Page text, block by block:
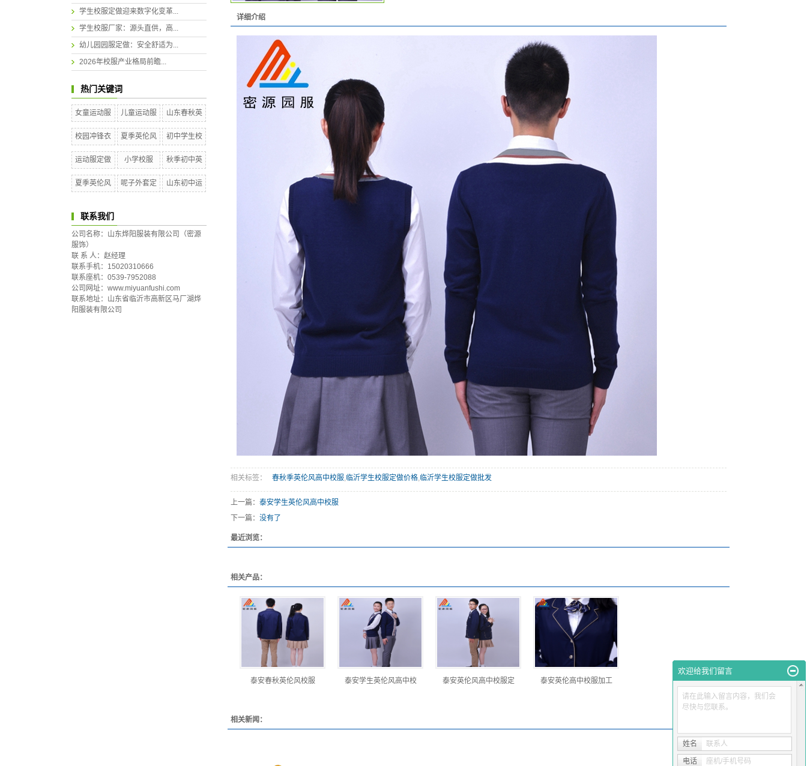
学生校服定做迎来数字化变革...
学生校服厂家：源头直供，高...
幼儿园园服定做：安全舒适为...
2026年校服产业格局前瞻...
热门关键词
女童运动服 儿童运动服 山东春秋英
校园冲锋衣 夏季英伦风 初中学生校
运动服定做 小学校服 秋季初中英
夏季英伦风 呢子外套定 山东初中运
联系我们
公司名称：山东烨阳服装有限公司（密源
服饰）
联 系 人：赵经理
联系手机：15020310666
联系座机：0539-7952088
公司网址：www.miyuanfushi.com
联系地址：山东省临沂市高新区马厂湖烨
阳服装有限公司
详细介绍
相关标签： 春秋季英伦风高中校服,临沂学生校服定做价格,临沂学生校服定做批发
上一篇： 泰安学生英伦风高中校服
下一篇： 没有了
最近浏览：
相关产品：
泰安春秋英伦风校服 泰安学生英伦风高中校 泰安英伦风高中校服定 泰安英伦高中校服加工
相关新闻：
欢迎给我们留言
请在此输入留言内容，我们会
尽快与您联系。
姓名 联系人
电话 座机/手机号码